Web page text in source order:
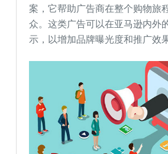
案，它帮助广告商在整个购物旅
众。这类广告可以在亚马逊内外
示，以增加品牌曝光度和推广效果